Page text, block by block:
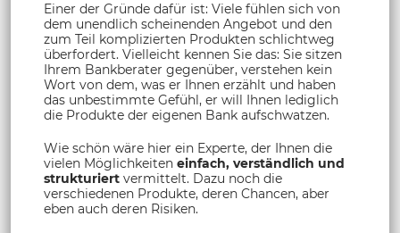
Einer der Gründe dafür ist: Viele fühlen sich von
dem unendlich scheinenden Angebot und den
zum Teil komplizierten Produkten schlichtweg
überfordert. Vielleicht kennen Sie das: Sie sitzen
Ihrem Bankberater gegenüber, verstehen kein
Wort von dem, was er Ihnen erzählt und haben
das unbestimmte Gefühl, er will Ihnen lediglich
die Produkte der eigenen Bank aufschwatzen.
Wie schön wäre hier ein Experte, der Ihnen die
vielen Möglichkeiten einfach, verständlich und
strukturiert vermittelt. Dazu noch die
verschiedenen Produkte, deren Chancen, aber
eben auch deren Risiken.